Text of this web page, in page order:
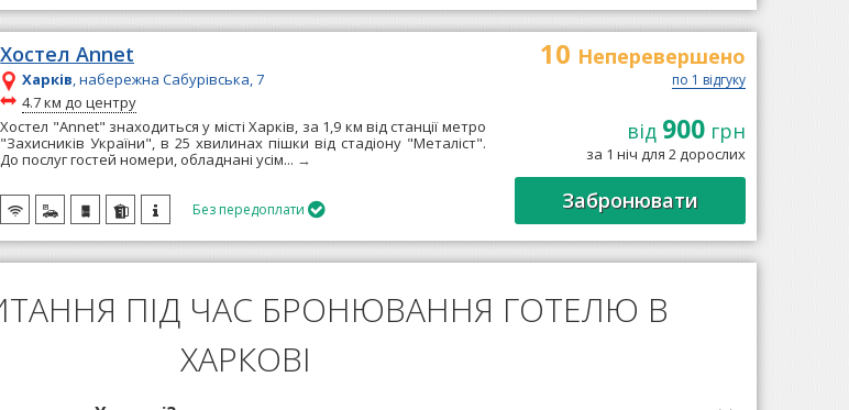
Хостел Annet
Харків, набережна Сабурівська, 7
~
4.7 км до центру
Хостел "Annet" знаходиться у місті Харків, за 1,9 км від станції метро
"Захисників України", в 25 хвилинах пішки від стадіону "Металіст".
До послуг гостей номери, обладнані усім... →
Без передоплати
10 Неперевершено
по 1 відгуку
від 900грн
за 1 ніч для 2 дорослих
Забронювати
ПІД ЧАС БРОНЮВАННЯ ГОТЕЛЮ В
ХАРКОВІ